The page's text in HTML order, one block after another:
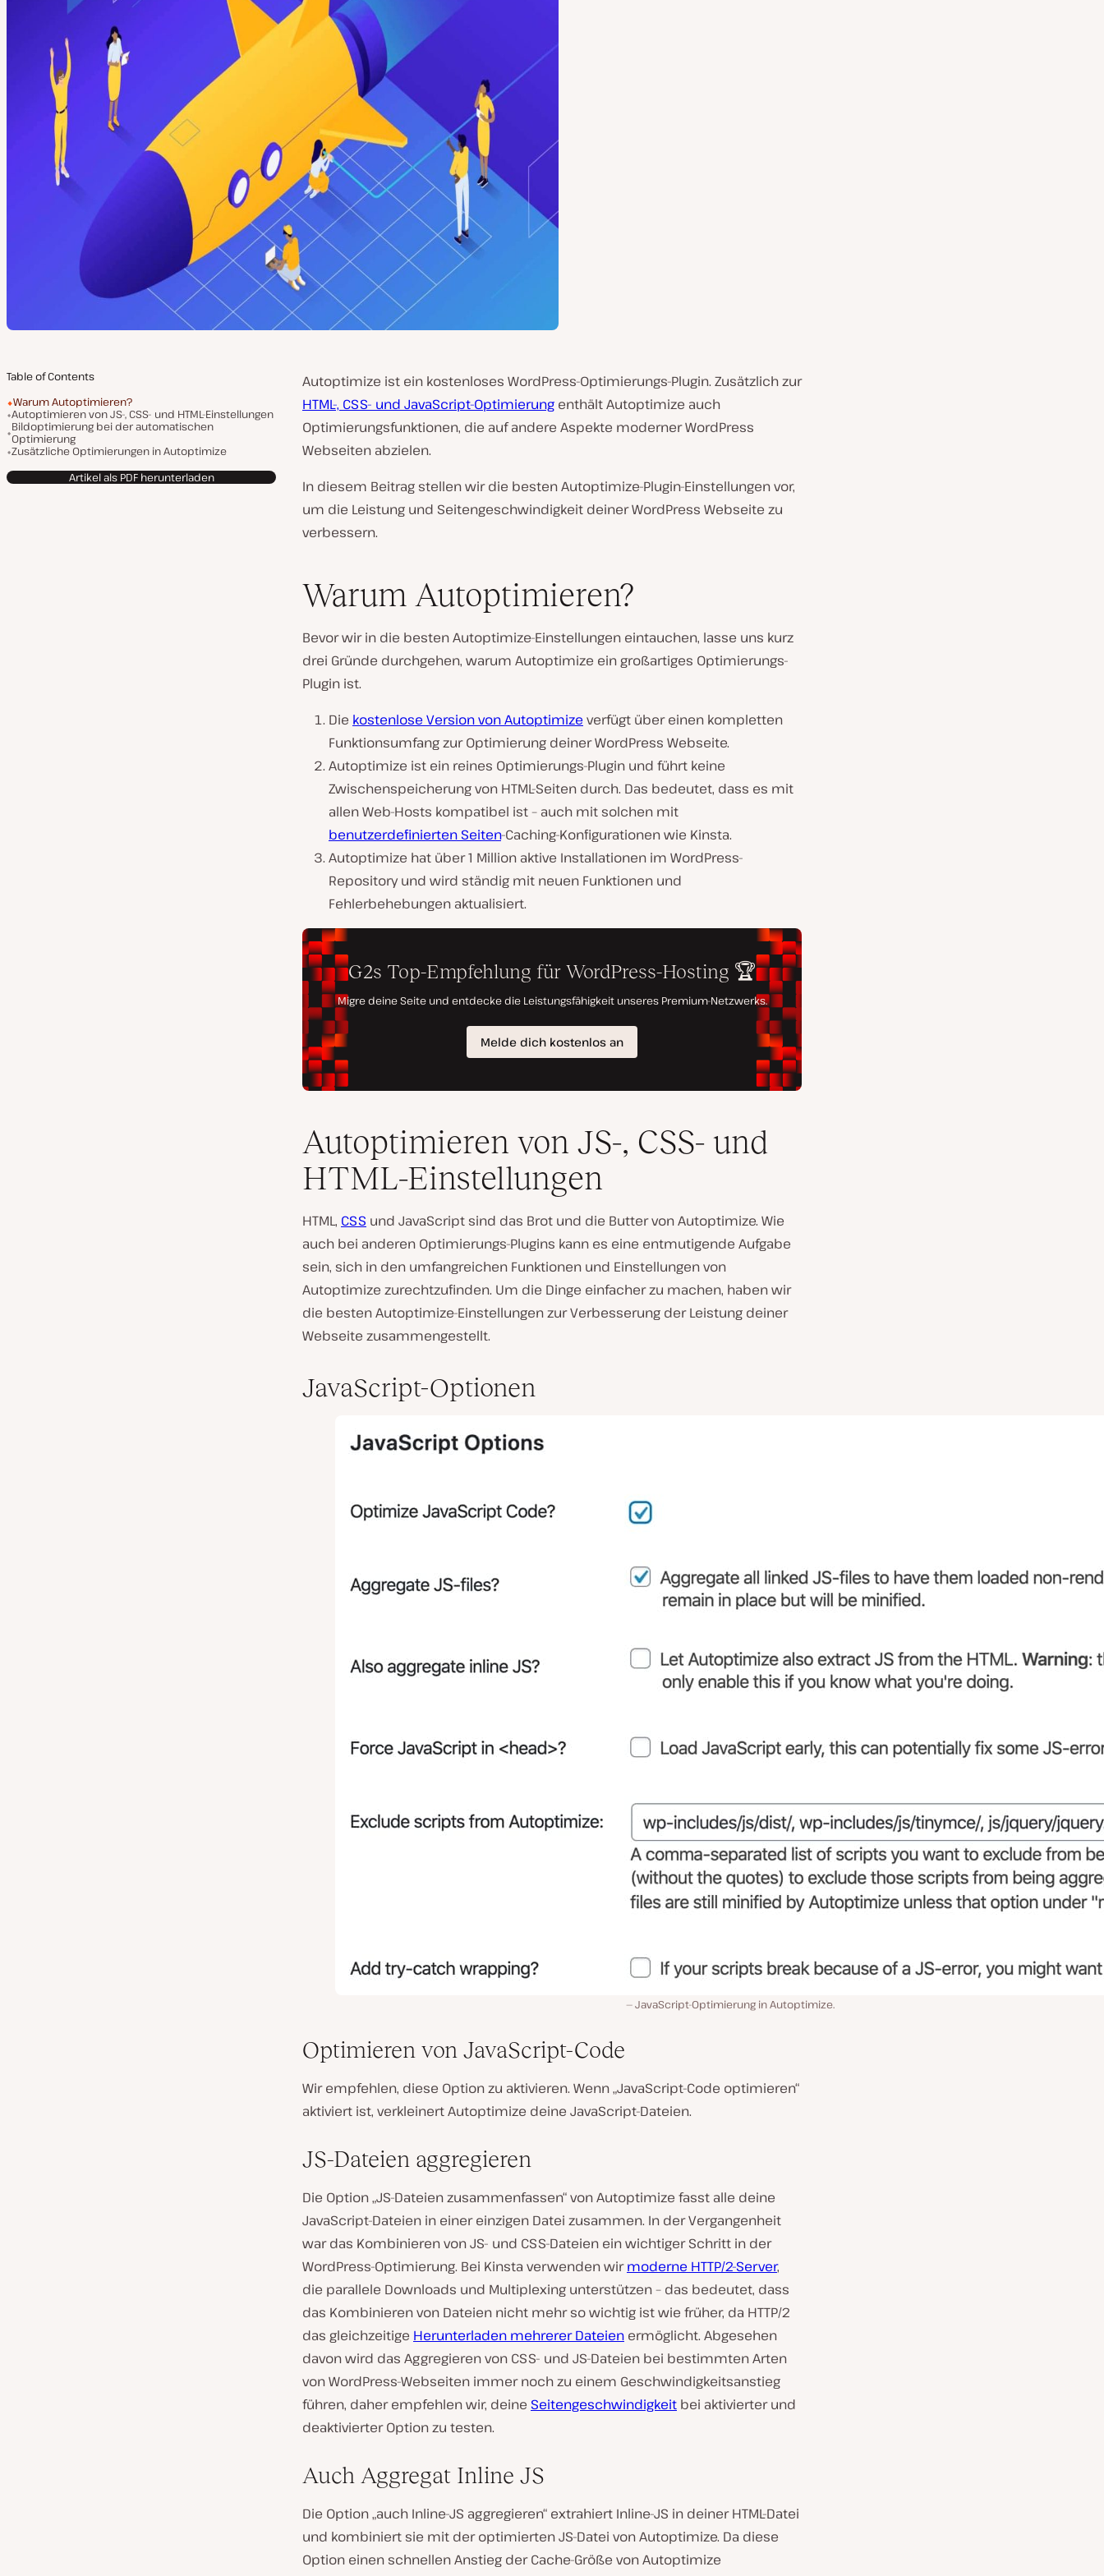
Table of Contents
Warum Autoptimieren?
Autoptimieren von JS-, CSS- und HTML-Einstellungen
Bildoptimierung bei der automatischen
Optimierung
Zusätzliche Optimierungen in Autoptimize
Artikel als PDF herunterladen
Autoptimize ist ein kostenloses WordPress-Optimierungs-Plugin. Zusätzlich zur
HTML-, CSS- und JavaScript-Optimierung enthält Autoptimize auch
Optimierungsfunktionen, die auf andere Aspekte moderner WordPress
Webseiten abzielen.
In diesem Beitrag stellen wir die besten Autoptimize-Plugin-Einstellungen vor,
um die Leistung und Seitengeschwindigkeit deiner WordPress Webseite zu
verbessern.
Warum Autoptimieren?
Bevor wir in die besten Autoptimize-Einstellungen eintauchen, lasse uns kurz
drei Gründe durchgehen, warum Autoptimize ein großartiges Optimierungs-
Plugin ist.
Die kostenlose Version von Autoptimize verfügt über einen kompletten
Funktionsumfang zur Optimierung deiner WordPress Webseite.
Autoptimize ist ein reines Optimierungs-Plugin und führt keine
Zwischenspeicherung von HTML-Seiten durch. Das bedeutet, dass es mit
allen Web-Hosts kompatibel ist – auch mit solchen mit
benutzerdefinierten Seiten-Caching-Konfigurationen wie Kinsta.
Autoptimize hat über 1 Million aktive Installationen im WordPress-
Repository und wird ständig mit neuen Funktionen und
Fehlerbehebungen aktualisiert.
Autoptimieren von JS-, CSS- und
HTML-Einstellungen
HTML, CSS und JavaScript sind das Brot und die Butter von Autoptimize. Wie
auch bei anderen Optimierungs-Plugins kann es eine entmutigende Aufgabe
sein, sich in den umfangreichen Funktionen und Einstellungen von
Autoptimize zurechtzufinden. Um die Dinge einfacher zu machen, haben wir
die besten Autoptimize-Einstellungen zur Verbesserung der Leistung deiner
Webseite zusammengestellt.
JavaScript-Optionen
JavaScript-Optimierung in Autoptimize.
Optimieren von JavaScript-Code
Wir empfehlen, diese Option zu aktivieren. Wenn „JavaScript-Code optimieren“
aktiviert ist, verkleinert Autoptimize deine JavaScript-Dateien.
JS-Dateien aggregieren
Die Option „JS-Dateien zusammenfassen“ von Autoptimize fasst alle deine
JavaScript-Dateien in einer einzigen Datei zusammen. In der Vergangenheit
war das Kombinieren von JS- und CSS-Dateien ein wichtiger Schritt in der
WordPress-Optimierung. Bei Kinsta verwenden wirmoderne HTTP/2-Server,
die parallele Downloads und Multiplexing unterstützen – das bedeutet, dass
das Kombinieren von Dateien nicht mehr so wichtig ist wie früher, da HTTP/2
das gleichzeitige Herunterladen mehrerer Dateien ermöglicht. Abgesehen
davon wird das Aggregieren von CSS- und JS-Dateien bei bestimmten Arten
von WordPress-Webseiten immer noch zu einem Geschwindigkeitsanstieg
führen, daher empfehlen wir, deine Seitengeschwindigkeit bei aktivierter und
deaktivierter Option zu testen.
Auch Aggregat Inline JS
Die Option „auch Inline-JS aggregieren“ extrahiert Inline-JS in deiner HTML-Datei
und kombiniert sie mit der optimierten JS-Datei von Autoptimize. Da diese
Option einen schnellen Anstieg der Cache-Größe von Autoptimize